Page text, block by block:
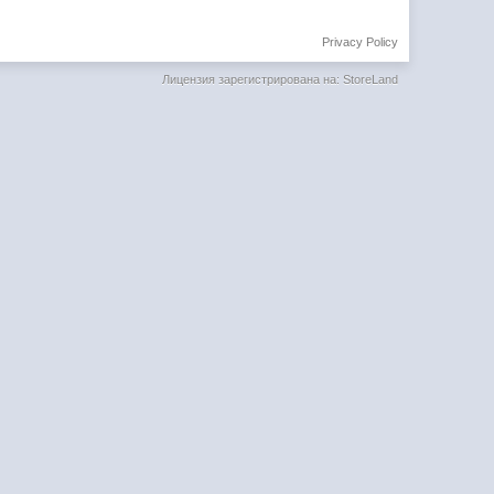
Privacy Policy
Лицензия зарегистрирована на: StoreLand